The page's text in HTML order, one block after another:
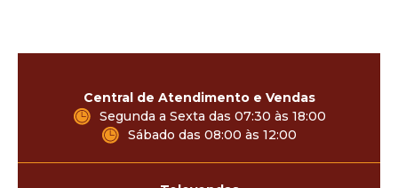
Central de Atendimento e Vendas
Segunda a Sexta das 07:30 às 18:00
Sábado das 08:00 às 12:00